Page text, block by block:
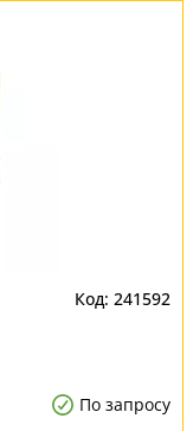
241592
По запросу